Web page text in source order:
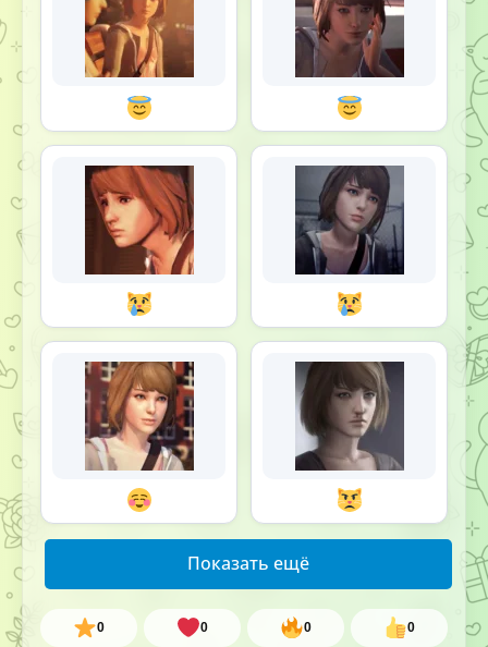
Показать ещё
0 0 0 0